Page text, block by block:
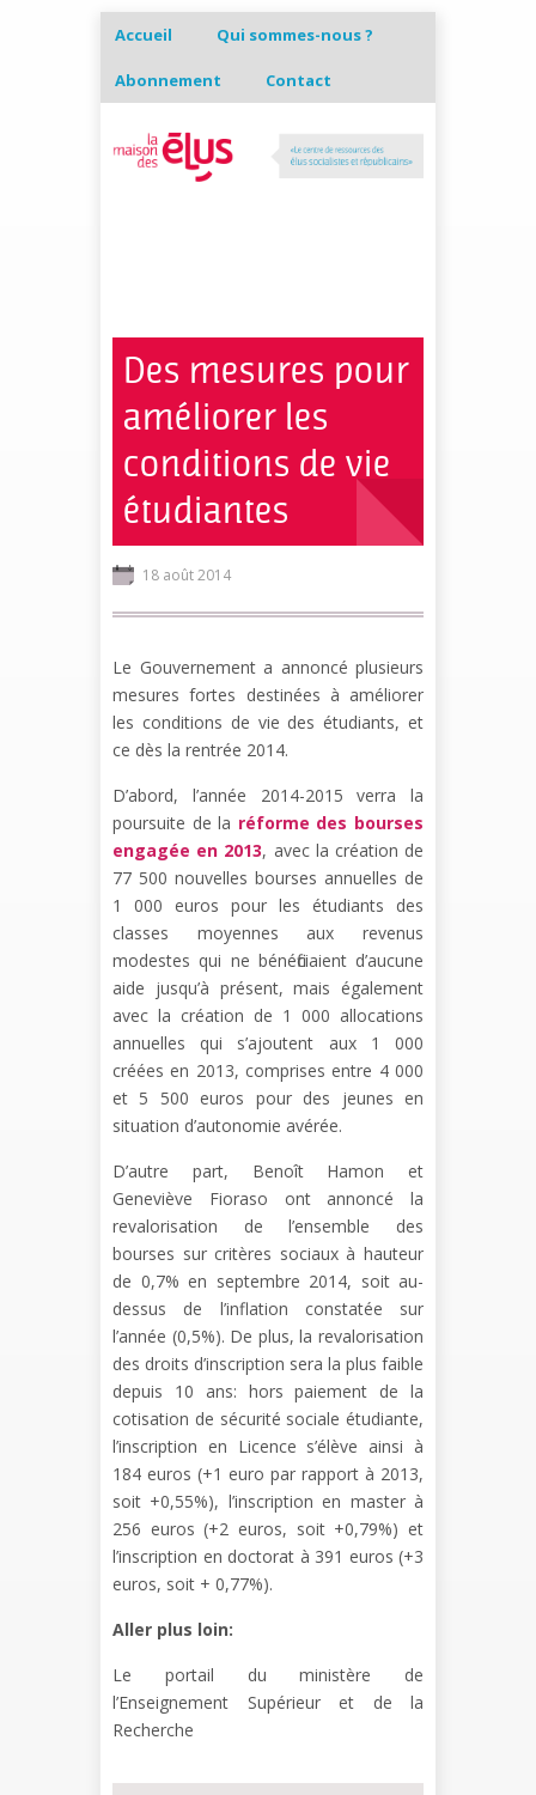
Accueil Qui sommes-nous ?
Abonnement Contact
Des mesures pour
améliorer les
conditions de vie
étudiantes
18 août 2014
Le Gouvernement a annoncé plusieurs
mesures fortes destinées à améliorer
les conditions de vie des étudiants, et
ce dès la rentrée 2014.
D’abord, l’année 2014-2015 verra la
poursuite de la réforme des bourses
engagée en 2013, avec la création de
77 500 nouvelles bourses annuelles de
1 000 euros pour les étudiants des
classes moyennes aux revenus
modestes qui ne bénéficiaient d’aucune
aide jusqu’à présent, mais également
avec la création de 1 000 allocations
annuelles qui s’ajoutent aux 1 000
créées en 2013, comprises entre 4 000
et 5 500 euros pour des jeunes en
situation d’autonomie avérée.
D’autre part, Benoît Hamon et
Geneviève Fioraso ont annoncé la
revalorisation de l’ensemble des
bourses sur critères sociaux à hauteur
de 0,7% en septembre 2014, soit au-
dessus de l’inflation constatée sur
l’année (0,5%). De plus, la revalorisation
des droits d’inscription sera la plus faible
depuis 10 ans: hors paiement de la
cotisation de sécurité sociale étudiante,
l’inscription en Licence s’élève ainsi à
184 euros (+1 euro par rapport à 2013,
soit +0,55%), l’inscription en master à
256 euros (+2 euros, soit +0,79%) et
l’inscription en doctorat à 391 euros (+3
euros, soit + 0,77%).
Aller plus loin:
Le portail du ministère de
l’Enseignement Supérieur et de la
Recherche